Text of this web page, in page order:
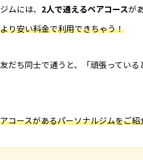
ムには、 2人で通えるペアコースが
り安い料金で利用できちゃう！
だち同士で通うと、「頑張ってい
コースがあるパーソナルジムをご紹
ルフ ダイエット トレ
ーソナル パーソナルジム
ーソナルトレーニングカップル
ンズ医療脱毛 メンズ脱毛
古車買取 全身脱毛 医師